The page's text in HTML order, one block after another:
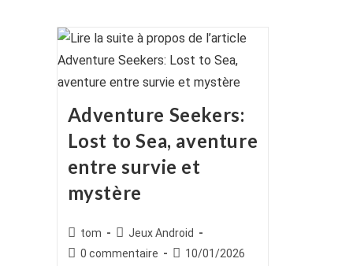
Adventure Seekers:
Lost to Sea, aventure
entre survie et
mystère
Auteur/autrice
de
tom
Post
category:
Jeux Android
Commentaires
0 commentaire
Publication
10/01/2026